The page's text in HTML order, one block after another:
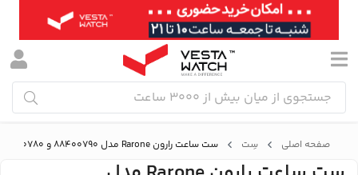
صفحه اصلی سِت ست ساعت رارون Rarone مدل 88400790 و 88400780